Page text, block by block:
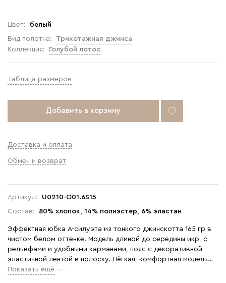
Артикул:
U0210-O01.6S15
Состав:
80% хлопок, 14% полиэстер, 6% эластан
Эффектная юбка А-силуэта из тонкого джинскотта 165 гр в
чистом белом оттенке. Модель длиной до середины икр, с
рельефами и удобными карманами, пояс с декоративной
эластичной лентой в полоску. Лёгкая, комфортная модель
для лета. Рост модели 175 см
Показать ещё
Коллекция: Голубой лотос
Вид полотна: Трикотажная джинса
Цвет: белый
Таблица размеров
Добавить в корзину
Доставка и оплата
Обмен и возврат